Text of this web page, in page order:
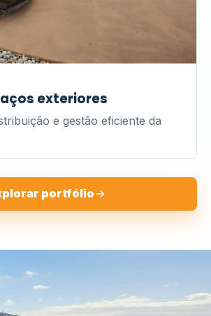
exteriores
e gestão eficiente da
portfólio